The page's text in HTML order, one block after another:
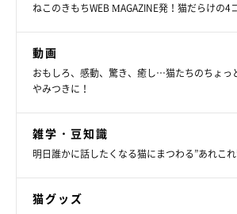
ねこのきもちWEB MAGAZINE発！猫だらけの4
動画
おもしろ、感動、驚き、癒し…猫たちのちょっ
やみつきに！
雑学・豆知識
明日誰かに話したくなる猫にまつわる”あれこ
猫グッズ